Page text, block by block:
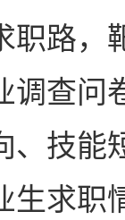
职路，
调查问
、技能
生求职